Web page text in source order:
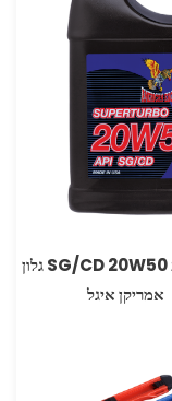
שמן מנוע ‏20W50 ‏SG/CD ‏גלון
אמריקן איגל